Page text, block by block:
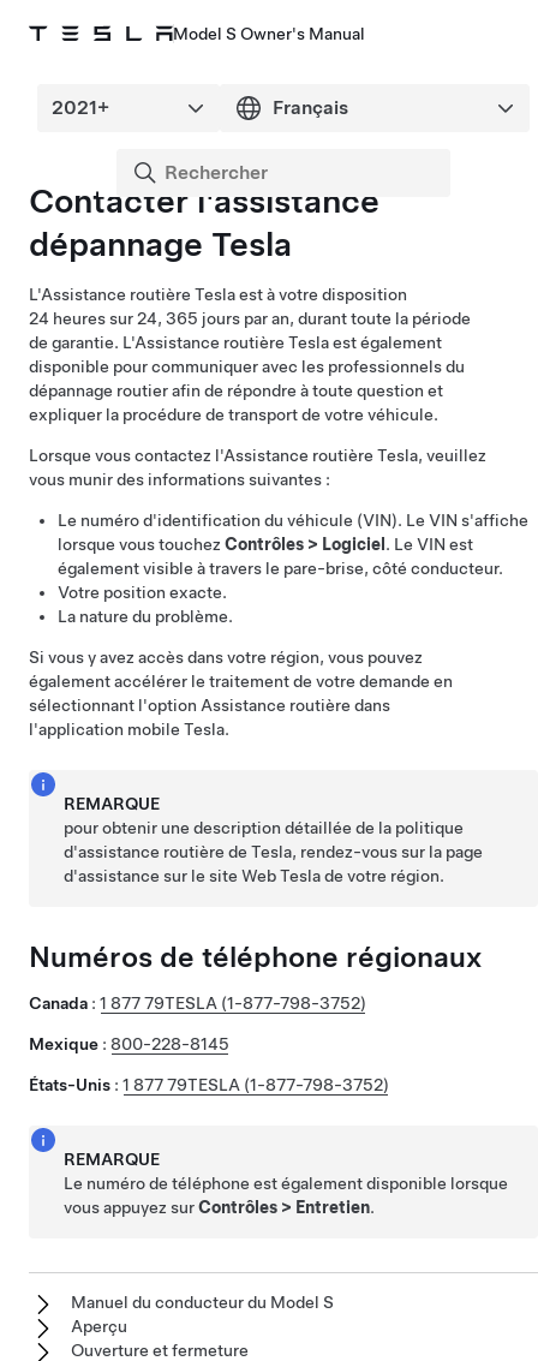
Model S Owner's Manual
Contacter l'assistance
dépannage Tesla
L'Assistance routière Tesla est à votre disposition
24 heures sur 24, 365 jours par an, durant toute la période
de garantie. L'Assistance routière Tesla est également
disponible pour communiquer avec les professionnels du
dépannage routier afin de répondre à toute question et
expliquer la procédure de transport de votre véhicule.
Lorsque vous contactez l'Assistance routière Tesla, veuillez
vous munir des informations suivantes :
Le numéro d'identification du véhicule (VIN). Le VIN s'affiche
lorsque vous touchez Contrôles > Logiciel . Le VIN est
également visible à travers le pare-brise, côté conducteur.
Votre position exacte.
La nature du problème.
Si vous y avez accès dans votre région, vous pouvez
également accélérer le traitement de votre demande en
sélectionnant l'option Assistance routière dans
l'application mobile Tesla.
REMARQUE
pour obtenir une description détaillée de la politique
d'assistance routière de Tesla, rendez-vous sur la page
d'assistance sur le site Web Tesla de votre région.
Numéros de téléphone régionaux
Canada : 1 877 79TESLA (1-877-798-3752)
Mexique : 800-228-8145
États-Unis : 1 877 79TESLA (1-877-798-3752)
REMARQUE
Le numéro de téléphone est également disponible lorsque
vous appuyez surContrôles > Entretien.
Manuel du conducteur du Model S
Aperçu
Ouverture et fermeture